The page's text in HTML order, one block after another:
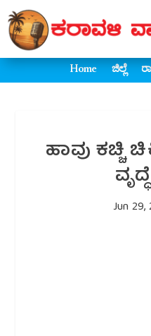
Home ಜಿಲ್ಲೆ
ಹಾವು ಕಚ್ಚಿ
Jun 29,